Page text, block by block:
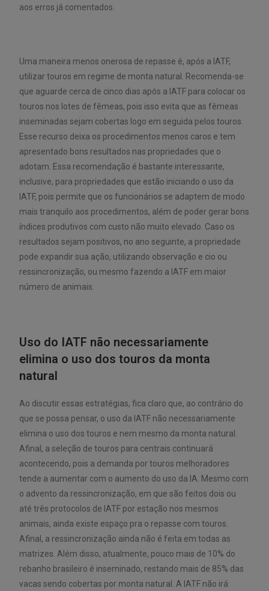
aos erros já comentados.
Uma maneira menos onerosa de repasse é, após a IATF,
utilizar touros em regime de monta natural. Recomenda-se
que aguarde cerca de cinco dias após a IATF para colocar os
touros nos lotes de fêmeas, pois isso evita que as fêmeas
inseminadas sejam cobertas logo em seguida pelos touros.
Esse recurso deixa os procedimentos menos caros e tem
apresentado bons resultados nas propriedades que o
adotam. Essa recomendação é bastante interessante,
inclusive, para propriedades que estão iniciando o uso da
IATF, pois permite que os funcionários se adaptem de modo
mais tranquilo aos procedimentos, além de poder gerar bons
índices produtivos com custo não muito elevado. Caso os
resultados sejam positivos, no ano seguinte, a propriedade
pode expandir sua ação, utilizando observação e cio ou
ressincronização, ou mesmo fazendo a IATF em maior
número de animais.
Uso do IATF não necessariamente
elimina o uso dos touros da monta
natural
Ao discutir essas estratégias, fica claro que, ao contrário do
que se possa pensar, o uso da IATF não necessariamente
elimina o uso dos touros e nem mesmo da monta natural.
Afinal, a seleção de touros para centrais continuará
acontecendo, pois a demanda por touros melhoradores
tende a aumentar com o aumento do uso da IA. Mesmo com
o advento da ressincronização, em que são feitos dois ou
até três protocolos de IATF por estação nos mesmos
animais, ainda existe espaço pra o repasse com touros.
Afinal, a ressincronização ainda não é feita em todas as
matrizes. Além disso, atualmente, pouco mais de 10% do
rebanho brasileiro é inseminado, restando mais de 85% das
vacas sendo cobertas por monta natural. A IATF não irá